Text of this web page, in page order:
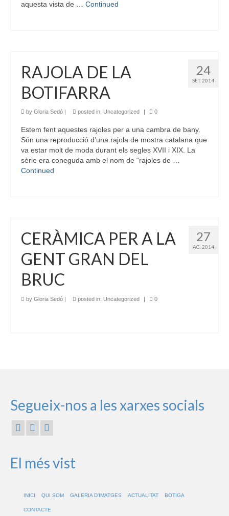
aquesta vista de … Continued
24
SET. 2014
RAJOLA DE LA
BOTIFARRA
by Gloria Sedó posted in: Uncategorized 0
Estem fent aquestes rajoles per a una cambra de bany.
Són una reproducció d’una rajola de mostra catalana que
va estar molt de moda durant els segles XVII i XIX. La
sèrie era coneguda amb el nom de “rajoles de …
Continued
27
AG. 2014
CERÀMICA PER A LA
GENT GRAN DEL
BRUC
by Gloria Sedó | posted in: Uncategorized | 0
Segueix-nos a les xarxes socials
El més vist
INICI QUI SOM GALERIA D’IMATGES ACTUALITAT BOTIGA
CONTACTE